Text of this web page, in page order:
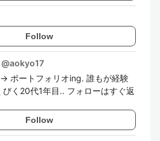
Follow
@aokyo17
ポートフォリオing. 誰もが経験
びく20代1年目.. フォローはすぐ返
Follow